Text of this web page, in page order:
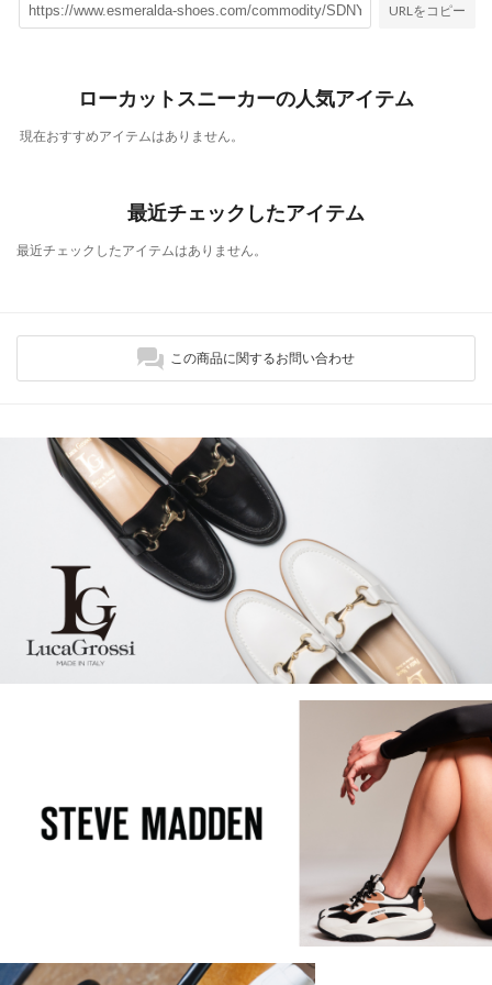
URLをコピー
ローカットスニーカーの人気アイテム
現在おすすめアイテムはありません。
最近チェックしたアイテム
最近チェックしたアイテムはありません。
この商品に関するお問い合わせ